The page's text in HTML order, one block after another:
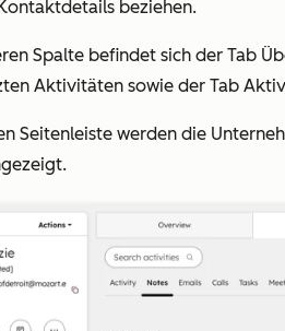
beziehen.
Spalte befindet sich der Tab
Aktivitäten sowie der Tab
Seitenleiste werden die